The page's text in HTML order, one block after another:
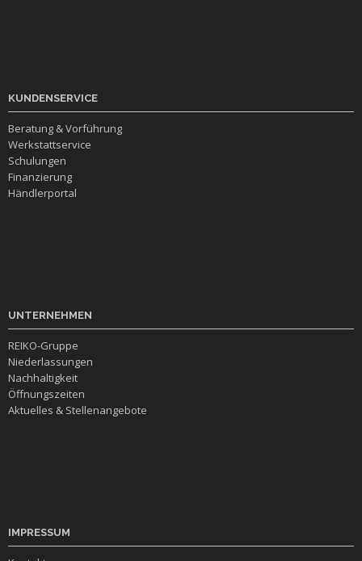
KUNDENSERVICE
Beratung & Vorführung
Werkstattservice
Schulungen
Finanzierung
Händlerportal
UNTERNEHMEN
REIKO-Gruppe
Niederlassungen
Nachhaltigkeit
Öffnungszeiten
Aktuelles & Stellenangebote
IMPRESSUM